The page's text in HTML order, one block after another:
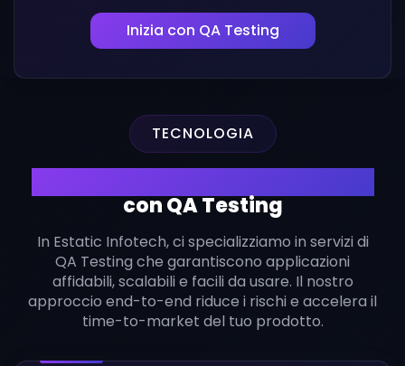
Inizia con QA Testing
TECNOLOGIA
con QA Testing
In Estatic Infotech, ci specializziamo in servizi di
QA Testing che garantiscono applicazioni
affidabili, scalabili e facili da usare. Il nostro
approccio end-to-end riduce i rischi e accelera il
time-to-market del tuo prodotto.